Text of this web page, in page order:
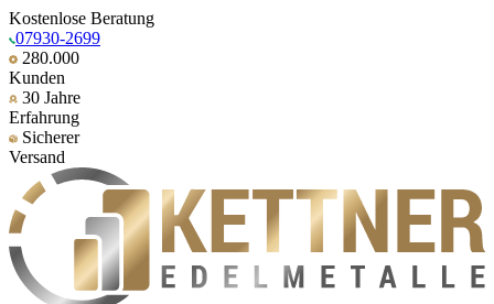
Kostenlose Beratung
07930-2699
280.000
Kunden
30 Jahre
Erfahrung
Sicherer
Versand